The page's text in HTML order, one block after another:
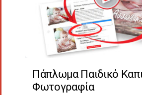
Πάπλωμα Παιδικό
Φωτογραφία